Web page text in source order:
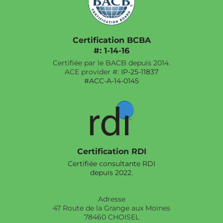
Certification BCBA
#: 1-14-16
Certifiée par le BACB depuis 2014.
ACE provider #: IP-25-11837
#ACC-A-14-0145
Certification RDI
Certifiée consultante RDI
depuis 2022.
Adresse
47 Route de la Grange aux Moines
78460 CHOISEL